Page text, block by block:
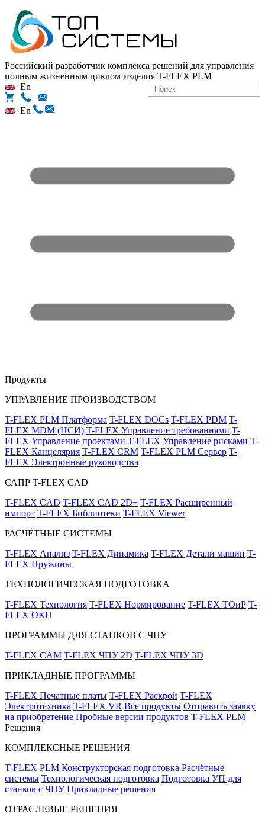
Российский разработчик комплекса решений для управления
полным жизненным циклом изделия T-FLEX PLM
En
En
Продукты
УПРАВЛЕНИЕ ПРОИЗВОДСТВОМ
T-FLEX PLM Платформа T-FLEX DOCs T-FLEX PDM T-
FLEX MDM (НСИ) T-FLEX Управление требованиями T-
FLEX Управление проектами T-FLEX Управление рисками T-
FLEX Канцелярия T-FLEX CRM T-FLEX PLM Сервер T-
FLEX Электронные руководства
САПР T-FLEX CAD
T-FLEX CAD T-FLEX CAD 2D+ T-FLEX Расширенный
импорт T-FLEX Библиотеки T-FLEX Viewer
РАСЧЁТНЫЕ СИСТЕМЫ
T-FLEX Анализ T-FLEX Динамика T-FLEX Детали машин T-
FLEX Пружины
ТЕХНОЛОГИЧЕСКАЯ ПОДГОТОВКА
T-FLEX Технология T-FLEX Нормирование T-FLEX ТОиР T-
FLEX ОКП
ПРОГРАММЫ ДЛЯ СТАНКОВ С ЧПУ
T-FLEX CAM T-FLEX ЧПУ 2D T-FLEX ЧПУ 3D
ПРИКЛАДНЫЕ ПРОГРАММЫ
T-FLEX Печатные платы T-FLEX Раскрой T-FLEX
Электротехника T-FLEX VR Все продукты Отправить заявку
на приобретение Пробные версии продуктов T-FLEX PLM
Решения
КОМПЛЕКСНЫЕ РЕШЕНИЯ
T-FLEX PLM Конструкторская подготовка Расчётные
системы Технологическая подготовка Подготовка УП для
станков с ЧПУ Прикладные решения
ОТРАСЛЕВЫЕ РЕШЕНИЯ